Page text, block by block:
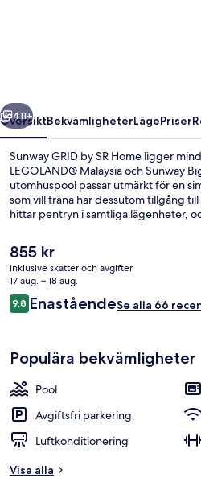
Nästa
411+
ÖversiktBekvämligheterLägePriser
Sunway GRID by SR Home ligger
LEGOLAND® Malaysia och Sunway
utomhuspool passar utmärkt för en
som vill träna har dessutom tillgång
hittar pentryn i samtliga lägenheter,
Det
nuvarande
priset
är
855 kr
855 kr
inklusive skatter och avgifter
17 aug. – 18 aug.
Recensioner
9,89,8 av 10,
EnaståendeSe alla 66
Populära bekvämligheter
Pool
Avgiftsfri parkering
Luftkonditionering
Visa alla